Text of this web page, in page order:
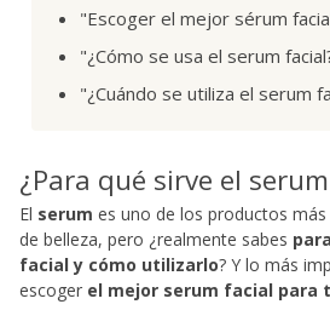
"Escoger el mejor sérum
"¿Cómo se usa el serum
"¿Cuándo se utiliza el serum
¿Para qué sirve el
El serum es uno de los productos
de belleza, pero ¿realmente sabes
facial y cómo utilizarlo? Y lo más
escoger el mejor serum facial para